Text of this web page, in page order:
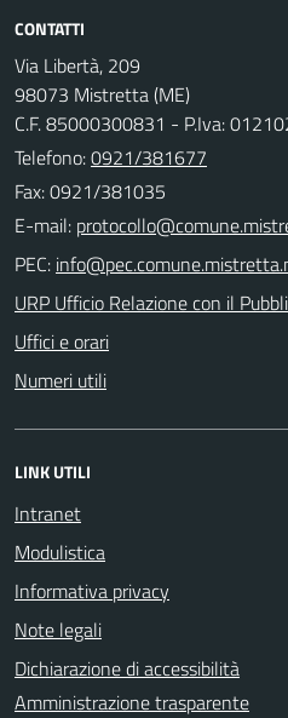
CONTATTI
Via Libertà, 209
98073 Mistretta (ME)
C.F. 85000300831 - P.Iva:
Telefono:0921/381677
Fax: 0921/381035
E-mail:
PEC:
URP Ufficio Relazione con il
Uffici e orari
Numeri utili
LINK UTILI
Intranet
Modulistica
Informativa privacy
Note legali
Dichiarazione di accessibilità
Amministrazione trasparente